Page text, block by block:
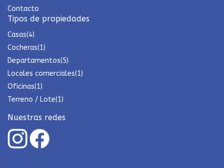
Contacto
Tipos de propiedades
Casas(4)
Cocheras(1)
Departamentos(5)
Locales comerciales(1)
Oficinas(1)
Terreno / Lote(1)
Nuestras redes